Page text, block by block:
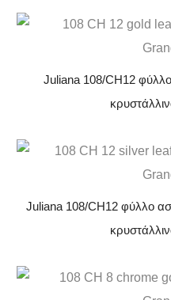
Juliana 108/CH12
Juliana 108/CH12 φύλλο